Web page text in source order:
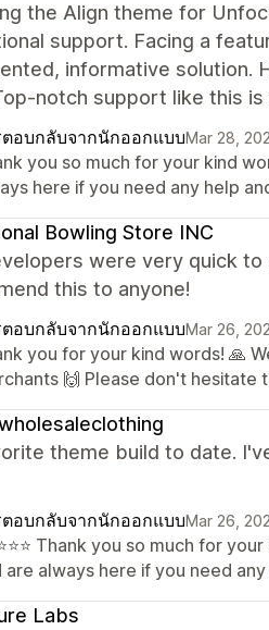
the Align theme for
support. Facing a
informative solution.
notch support like this is
ตอบกลับจากนักออกแบบMar 28,
you so much for your kind
here if you need any help
Bowling Store INC
were very quick
this to anyone!
ตอบกลับจากนักออกแบบMar 26,
you for your kind words! 🙏
🙌 Please don't hesitate
theme build to date.
ตอบกลับจากนักออกแบบMar 26,
Thank you so much for
are always here if you need
Labs